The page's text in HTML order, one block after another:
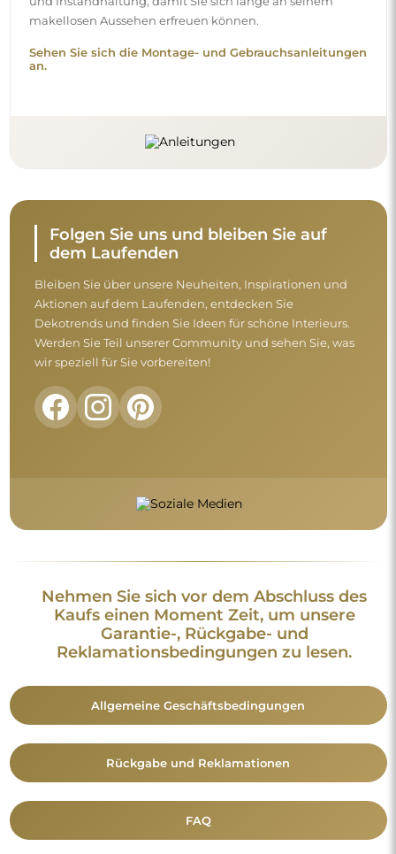
makellosen Aussehen erfreuen können.
Sehen Sie sich die Montage- und Gebrauchsanleitungen
an.
Folgen Sie uns und bleiben Sie auf
dem Laufenden
Bleiben Sie über unsere Neuheiten, Inspirationen und
Aktionen auf dem Laufenden, entdecken Sie
Dekotrends und finden Sie Ideen für schöne Interieurs.
Werden Sie Teil unserer Community und sehen Sie, was
wir speziell für Sie vorbereiten!
Nehmen Sie sich vor dem Abschluss des
Kaufs einen Moment Zeit, um unsere
Garantie-, Rückgabe- und
Reklamationsbedingungen zu lesen.
Allgemeine Geschäftsbedingungen
Rückgabe und Reklamationen
FAQ